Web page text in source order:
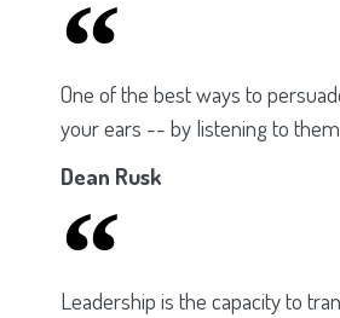
One of the best ways to
your ears -- by listening to
Dean Rusk
Leadership is the capacity to